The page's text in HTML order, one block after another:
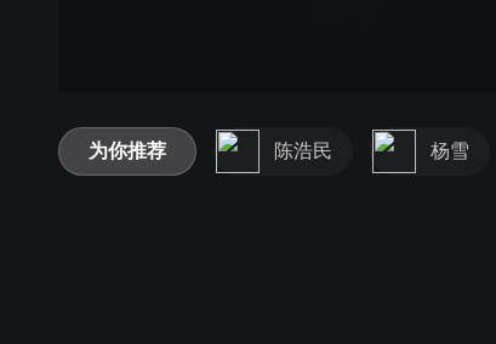
为你推荐 陈浩民 杨雪